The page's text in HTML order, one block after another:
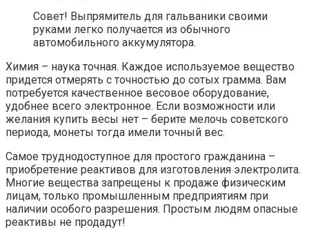
Совет! Выпрямитель для гальваники своими
руками легко получается из обычного
автомобильного аккумулятора.
Химия – наука точная. Каждое используемое вещество
придется отмерять с точностью до сотых грамма. Вам
потребуется качественное весовое оборудование,
удобнее всего электронное. Если возможности или
желания купить весы нет – берите мелочь советского
периода, монеты тогда имели точный вес.
Самое труднодоступное для простого гражданина –
приобретение реактивов для изготовления электролита.
Многие вещества запрещены к продаже физическим
лицам, только промышленным предприятиям при
наличии особого разрешения. Простым людям опасные
реактивы не продадут!